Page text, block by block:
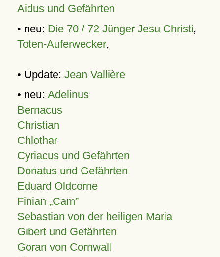
Aidus und Gefährten
• neu: Die 70 / 72 Jünger Jesu Christi,
Toten-Auferwecker,
• Update: Jean Vallière
• neu: Adelinus
Bernacus
Christian
Chlothar
Cyriacus und Gefährten
Donatus und Gefährten
Eduard Oldcorne
Finian Cam
Sebastian von der heiligen Maria
Gibert und Gefährten
Goran von Cornwall